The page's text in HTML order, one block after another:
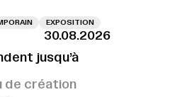
EXPOSITION
30.08.2026
jusqu’à
de création